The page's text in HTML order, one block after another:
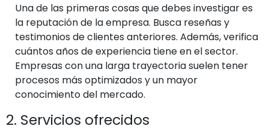
Una de las primeras cosas que debes investigar es
la reputación de la empresa. Busca reseñas y
testimonios de clientes anteriores. Además, verifica
cuántos años de experiencia tiene en el sector.
Empresas con una larga trayectoria suelen tener
procesos más optimizados y un mayor
conocimiento del mercado.
2. Servicios ofrecidos